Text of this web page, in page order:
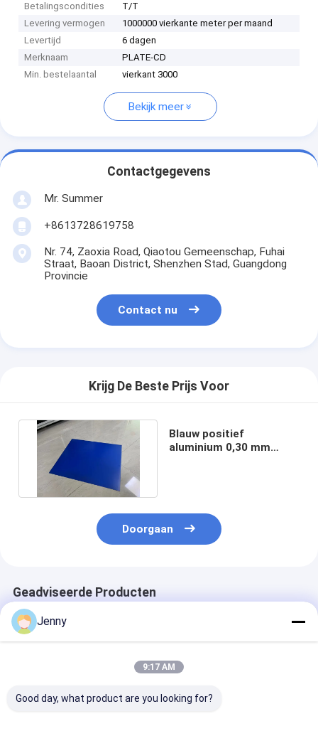
Betalingscondities
T/T
Levering vermogen
1000000 vierkante meter per maand
Levertijd
6 dagen
Merknaam
PLATE-CD
Min. bestelaantal
vierkant 3000
Bekijk meer
Contactgegevens
Mr. Summer
+8613728619758
Nr. 74, Zaoxia Road, Qiaotou Gemeenschap, Fuhai
Straat, Baoan District, Shenzhen Stad, Guangdong
Provincie
Contact nu
Krijg De Beste Prijs Voor
Blauw positief
aluminium 0,30 mm
Doorgaan
Geadviseerde Producten
Jenny
9:17 AM
Good day, what product are you looking for?